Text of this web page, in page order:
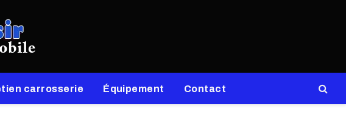
carrosserie Équipement Contact